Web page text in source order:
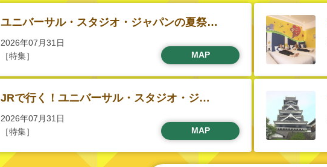
ユニバーサル・スタジオ・ジャパンの夏祭…
2026年07月31日
［特集］
MAP
JRで行く！ユニバーサル・スタジオ・ジ…
2026年07月31日
［特集］
MAP